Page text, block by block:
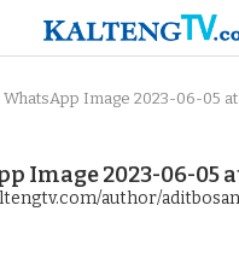
WhatsApp Image 2023-06-05 at
Image 2023-06-05
author/